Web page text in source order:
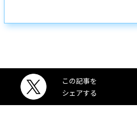
この記事を
シェアする